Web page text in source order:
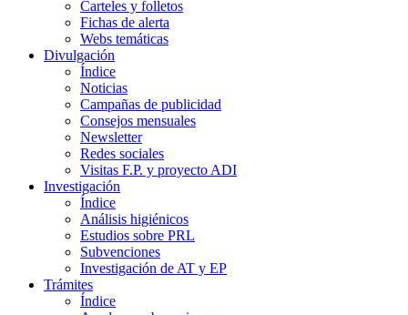
Carteles y folletos
Fichas de alerta
Webs temáticas
Divulgación
Índice
Noticias
Campañas de publicidad
Consejos mensuales
Newsletter
Redes sociales
Visitas F.P. y proyecto ADI
Investigación
Índice
Análisis higiénicos
Estudios sobre PRL
Subvenciones
Investigación de AT y EP
Trámites
Índice